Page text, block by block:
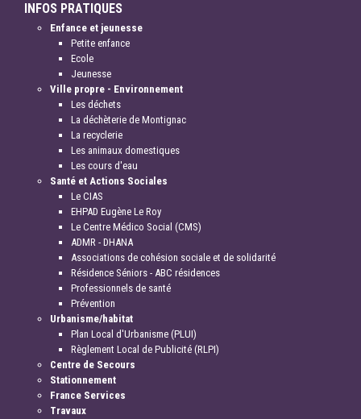
INFOS PRATIQUES
Enfance et jeunesse
Petite enfance
Ecole
Jeunesse
Ville propre - Environnement
Les déchets
La déchèterie de Montignac
La recyclerie
Les animaux domestiques
Les cours d'eau
Santé et Actions Sociales
Le CIAS
EHPAD Eugène Le Roy
Le Centre Médico Social (CMS)
ADMR - DHANA
Associations de cohésion sociale et de solidarité
Résidence Séniors - ABC résidences
Professionnels de santé
Prévention
Urbanisme/habitat
Plan Local d'Urbanisme (PLUI)
Règlement Local de Publicité (RLPI)
Centre de Secours
Stationnement
France Services
Travaux